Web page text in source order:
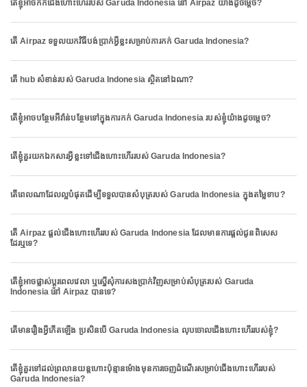
តើខ្ញុំអាចកក់ជើងហោះហើររបស់ Garuda Indonesia នៅ Airpaz យ៉ាងដូចម្តេច?
តើ Airpaz ទទួលយកវិធីបង់ប្រាក់អ្វីខ្លះសម្រាប់ការកក់ Garuda Indonesia?
តើ hub សំខាន់របស់ Garuda Indonesia ស្ថិតនៅឯណា?
តើខ្ញុំអាចបន្ថែមអីវ៉ាន់បន្ថែមទៅក្នុងការកក់ Garuda Indonesia របស់ខ្ញុំយ៉ាងដូចម្តេច?
តើខ្ញុំគួរយកឯកសារអ្វីខ្លះទៅជើងហោះហើររបស់ Garuda Indonesia?
តើពេលណាដែលល្អបំផុតដើម្បីទទួលបានសំបុត្ររបស់ Garuda Indonesia ក្នុងតម្លៃទាប?
តើ Airpaz ផ្តល់ជើងហោះហើររបស់ Garuda Indonesia ដែលមានការផ្តល់ជូនពិសេស
ដែរឬទេ?
តើខ្ញុំអាចផ្លាស់ប្តូរពេលវេលា ឬស្នើសុំការសងប្រាក់វិញសម្រាប់សំបុត្ររបស់ Garuda
Indonesia នៅ Airpaz បានទេ?
តើមានរឿងអ្វីកើតឡើង ប្រសិនបើ Garuda Indonesia លុបចោលជើងហោះហើររបស់ខ្ញុំ?
តើខ្ញុំគួរទៅដល់ព្រលានយន្តហោះប៉ុន្មានម៉ោងមុនការចេញដំណើរសម្រាប់ជើងហោះហើររបស់
Garuda Indonesia?